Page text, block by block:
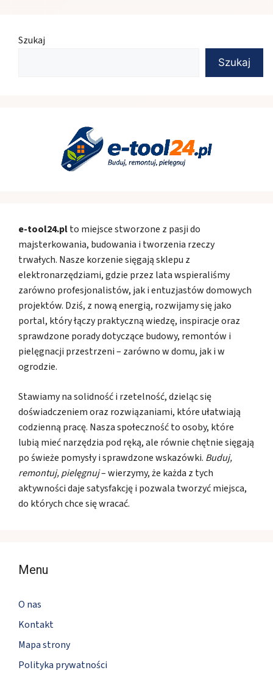
Szukaj
Szukaj
e-tool24.plto miejsce stworzone z pasji do
majsterkowania, budowania i tworzenia rzeczy
trwałych. Nasze korzenie sięgają sklepu z
elektronarzędziami, gdzie przez lata wspieraliśmy
zarówno profesjonalistów, jak i entuzjastów domowych
projektów. Dziś, z nową energią, rozwijamy się jako
portal, który łączy praktyczną wiedzę, inspiracje oraz
sprawdzone porady dotyczące budowy, remontów i
pielęgnacji przestrzeni – zarówno w domu, jak i w
ogrodzie.
Stawiamy na solidność i rzetelność, dzieląc się
doświadczeniem oraz rozwiązaniami, które ułatwiają
codzienną pracę. Nasza społeczność to osoby, które
lubią mieć narzędzia pod ręką, ale równie chętnie sięgają
po świeże pomysły i sprawdzone wskazówki. Buduj,
remontuj, pielęgnuj– wierzymy, że każda z tych
aktywności daje satysfakcję i pozwala tworzyć miejsca,
do których chce się wracać.
Menu
O nas
Kontakt
Mapa strony
Polityka prywatności